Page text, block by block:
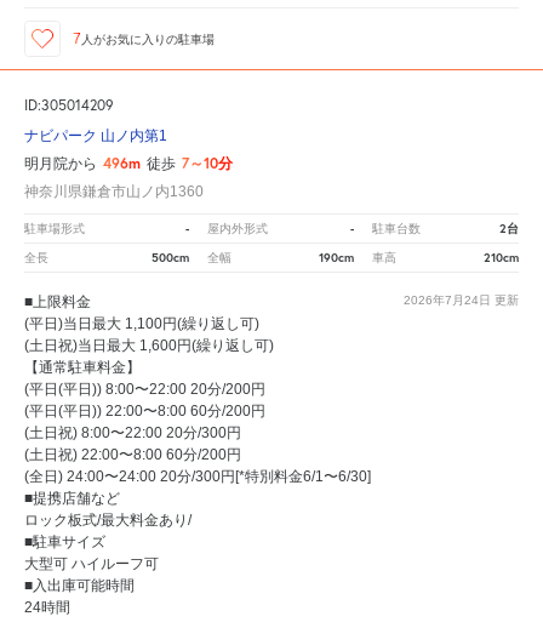
7 人がお気に入りの駐車場
ID:305014209
ナビパーク 山ノ内第1
明月院から 496m 徒歩 7～10分
神奈川県鎌倉市山ノ内1360
駐車場形式 - 屋内外形式 - 駐車台数 2台
全長 500cm 全幅 190cm 車高 210cm
2026年7月24日 更新
■上限料金
(平日)当日最大 1,100円(繰り返し可)
(土日祝)当日最大 1,600円(繰り返し可)
【通常駐車料金】
(平日(平日)) 8:00〜22:00 20分/200円
(平日(平日)) 22:00〜8:00 60分/200円
(土日祝) 8:00〜22:00 20分/300円
(土日祝) 22:00〜8:00 60分/200円
(全日) 24:00〜24:00 20分/300円[*特別料金6/1〜6/30]
■提携店舗など
ロック板式/最大料金あり/
■駐車サイズ
大型可 ハイルーフ可
■入出庫可能時間
24時間